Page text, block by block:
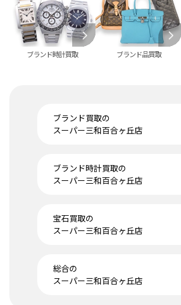
ブランド時計買取 ブランド品買取
ブランド買取の
スーパー三和百合ヶ丘店
ブランド時計買取の
スーパー三和百合ヶ丘店
宝石買取の
スーパー三和百合ヶ丘店
総合の
スーパー三和百合ヶ丘店